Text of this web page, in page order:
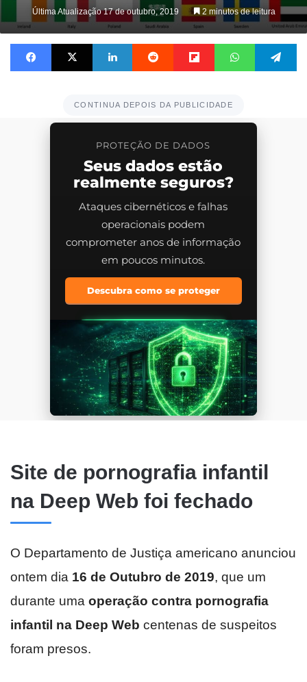
on
X
Última Atualização 17 de outubro, 2019 2 minutos de leitura
Facebook X Linkedin Reddit Flipboard WhatsApp
CONTINUA DEPOIS DA PUBLICIDADE
PROTEÇÃO DE DADOS
Seus dados estão
realmente seguros?
Ataques cibernéticos e falhas
operacionais podem
comprometer anos de informação
em poucos minutos.
Descubra como se proteger
Site de pornografia infantil
na Deep Web foi fechado
O Departamento de Justiça americano anunciou
ontem dia 16 de Outubro de 2019, que um
durante uma operação contra pornografia
infantil na Deep Web centenas de suspeitos
foram presos.